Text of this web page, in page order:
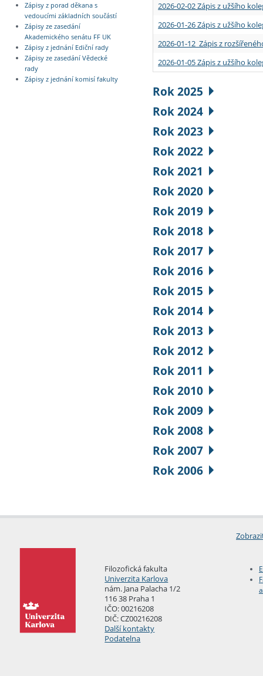
Zápisy z porad děkana s
vedoucími základních součástí
Zápisy ze zasedání
Akademického senátu FF UK
Zápisy z jednání Ediční rady
Zápisy ze zasedání Vědecké
rady
Zápisy z jednání komisí fakulty
2026-02-02 Zápis z užšího
2026-01-26 Zápis z užšího
2026-01-12 Zápis z
2026-01-05 Zápis z užšího
Rok 2025
Rok 2024
Rok 2023
Rok 2022
Rok 2021
Rok 2020
Rok 2019
Rok 2018
Rok 2017
Rok 2016
Rok 2015
Rok 2014
Rok 2013
Rok 2012
Rok 2011
Rok 2010
Rok 2009
Rok 2008
Rok 2007
Rok 2006
Filozofická fakulta
Univerzita Karlova
nám. Jana Palacha 1/2
116 38 Praha 1
IČO: 00216208
DIČ: CZ00216208
Další kontakty
Podatelna